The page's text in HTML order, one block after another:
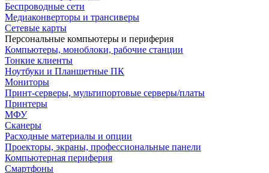
Беспроводные сети
Медиаконверторы и трансиверы
Сетевые карты
Персональные компьютеры и периферия
Компьютеры, моноблоки, рабочие станции
Тонкие клиенты
Ноутбуки и Планшетные ПК
Мониторы
Принт-серверы, мультипортовые серверы/платы
Принтеры
МФУ
Сканеры
Расходные материалы и опции
Проекторы, экраны, профессиональные панели
Компьютерная периферия
Смартфоны